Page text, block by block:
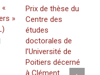
and Multigraphic
Prix de thèse du
Centre des
études
doctorales de
l’Université de
Poitiers décerné
à Clément